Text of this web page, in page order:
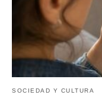
SOCIEDAD Y CULTURA